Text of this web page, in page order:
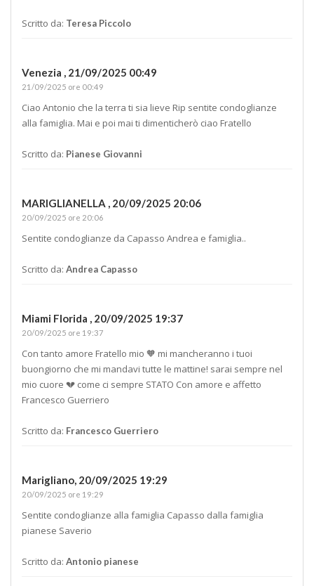
Scritto da: Teresa Piccolo
Venezia , 21/09/2025 00:49
21/09/2025 ore 00:49
Ciao Antonio che la terra ti sia lieve Rip sentite condoglianze
alla famiglia. Mai e poi mai ti dimenticherò ciao Fratello
Scritto da: Pianese Giovanni
MARIGLIANELLA , 20/09/2025 20:06
20/09/2025 ore 20:06
Sentite condoglianze da Capasso Andrea e famiglia..
Scritto da: Andrea Capasso
Miami Florida , 20/09/2025 19:37
20/09/2025 ore 19:37
Con tanto amore Fratello mio 🧡 mi mancheranno i tuoi
buongiorno che mi mandavi tutte le mattine! sarai sempre nel
mio cuore 💔 come ci sempre STATO Con amore e affetto
Francesco Guerriero
Scritto da: Francesco Guerriero
Marigliano, 20/09/2025 19:29
20/09/2025 ore 19:29
Sentite condoglianze alla famiglia Capasso dalla famiglia
pianese Saverio
Scritto da: Antonio pianese